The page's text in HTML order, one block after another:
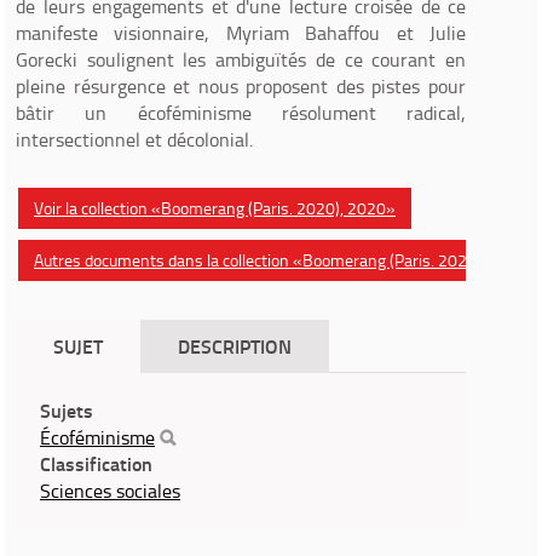
de leurs engagements et d'une lecture croisée de ce
manifeste visionnaire, Myriam Bahaffou et Julie
Gorecki soulignent les ambiguïtés de ce courant en
pleine résurgence et nous proposent des pistes pour
bâtir un écoféminisme résolument radical,
intersectionnel et décolonial.
Voir la collection «Boomerang (Paris. 2020), 2020»
Autres documents dans la collection «Boomerang (Paris. 2020)»
SUJET DESCRIPTION
Sujets
Écoféminisme
Classification
Sciences sociales